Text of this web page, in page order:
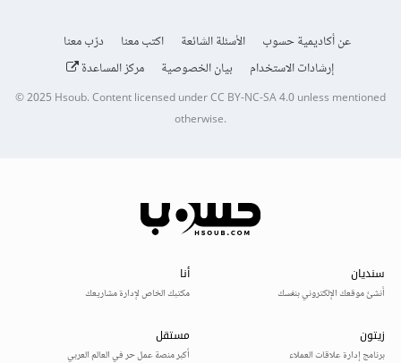
عن أكاديمية حسوب الأسئلة الشائعة اكتب معنا
درّب معنا
إرشادات الاستخدام
بيان الخصوصية مركز المساعدة
© 2025Hsoub.Content licensed underCC BY-NC-SA 4.0unless mentioned
otherwise.